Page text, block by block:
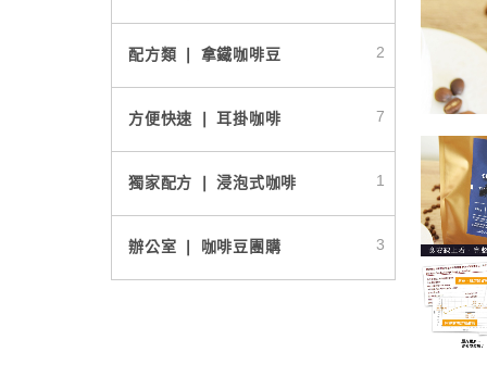
配方類 ❘ 拿鐵咖啡豆 2
方便快速 ❘ 耳掛咖啡 7
獨家配方 ❘ 浸泡式咖啡 1
辦公室 ❘ 咖啡豆團購 3